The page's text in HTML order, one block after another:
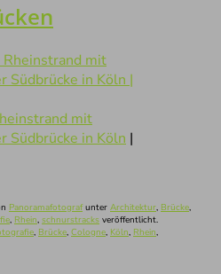
mit
Südbrücke in Köln |
Panoramafotografunter Architektur, Brücke,
, Rhein, schnurstracks veröffentlicht.
, Brücke, Cologne, Köln, Rhein,